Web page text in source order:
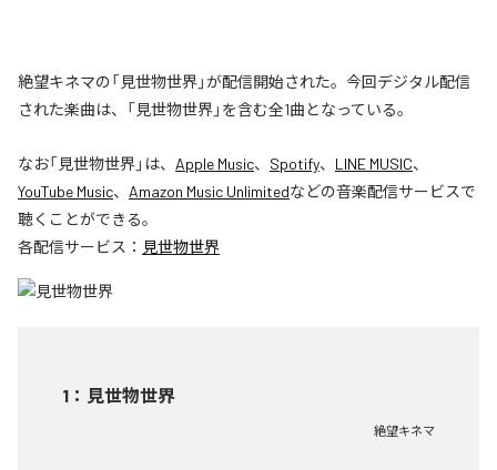
絶望キネマの「見世物世界」が配信開始された。今回デジタル配信
された楽曲は、「見世物世界」を含む全1曲となっている。
なお「見世物世界」は、 Apple Music、 Spotify、 LINE MUSIC、
YouTube Music、 Amazon Music Unlimitedなどの音楽配信サービスで
聴くことができる。
各配信サービス： 見世物世界
1 ： 見世物世界
絶望キネマ